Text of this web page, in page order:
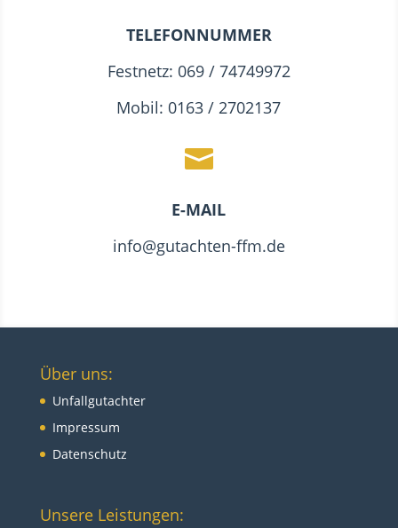
TELEFONNUMMER
Festnetz: 069 / 74749972
Mobil: 0163 / 2702137

E-MAIL
info@gutachten-ffm.de
Über uns:
Unfallgutachter
Impressum
Datenschutz
Unsere Leistungen: